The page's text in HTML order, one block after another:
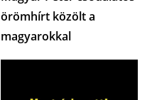
örömhírt közölt a
magyarokkal